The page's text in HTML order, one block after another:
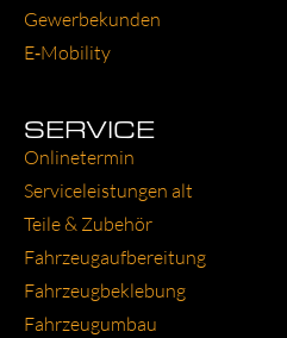
Gewer­be­kun­den
E‑Mobility
SERVICE
Online­ter­min
Ser­vice­leis­tun­gen alt
Tei­le & Zube­hör
Fahr­zeug­auf­be­rei­tung
Fahr­zeug­be­kle­bung
Fahr­zeug­um­bau